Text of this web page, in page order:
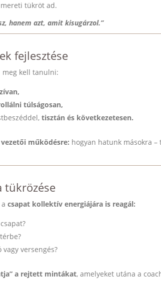
tükröt ad.
hanem azt, amit kisugárzol.”
fejlesztése
meg kell tanulni:
túlságosan,
tisztán és következetesen.
működésre: hogyan hatunk másokra –
tükrözése
csapat kollektív energiájára is reagál:
versengés?
a rejtett mintákat, amelyeket utána a